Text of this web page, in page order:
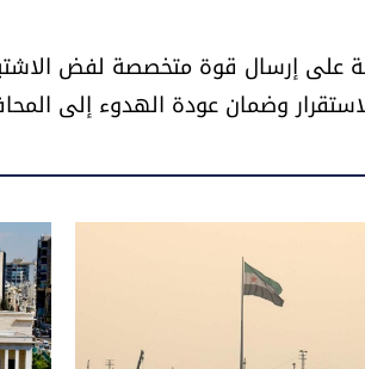
إرسال قوة متخصصة لفض
وضمان عودة الهدوء إلى